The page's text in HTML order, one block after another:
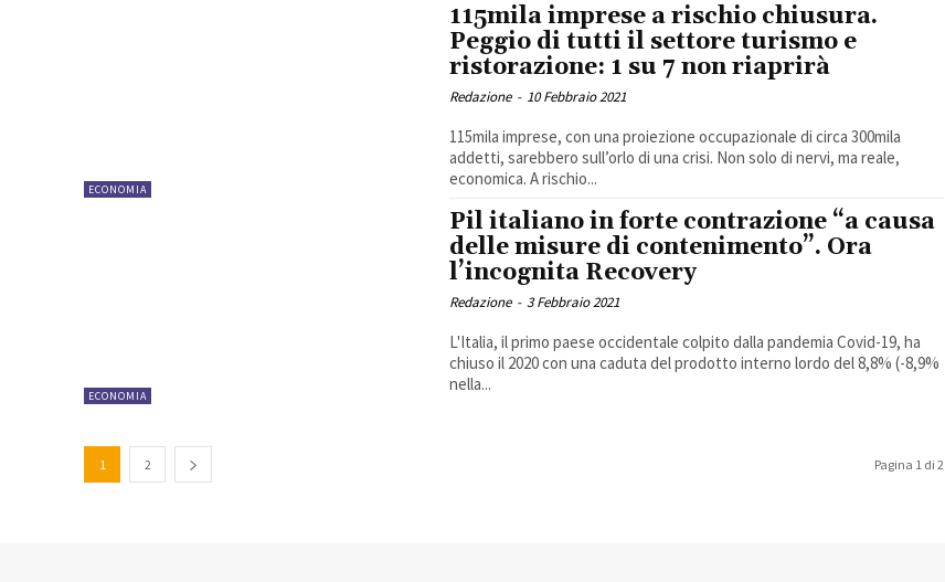
ECONOMIA
115mila imprese a rischio chiusura.
Peggio di tutti il settore turismo e
ristorazione: 1 su 7 non riaprirà
Redazione - 10 Febbraio 2021
115mila imprese, con una proiezione occupazionale di circa 300mila
addetti, sarebbero sull’orlo di una crisi. Non solo di nervi, ma reale,
economica. A rischio...
ECONOMIA
Pil italiano in forte contrazione “a causa
delle misure di contenimento”. Ora
l’incognita Recovery
Redazione - 3 Febbraio 2021
L'Italia, il primo paese occidentale colpito dalla pandemia Covid-19, ha
chiuso il 2020 con una caduta del prodotto interno lordo del 8,8% (-8,9%
nella...
1 2 Pagina 1 di 2